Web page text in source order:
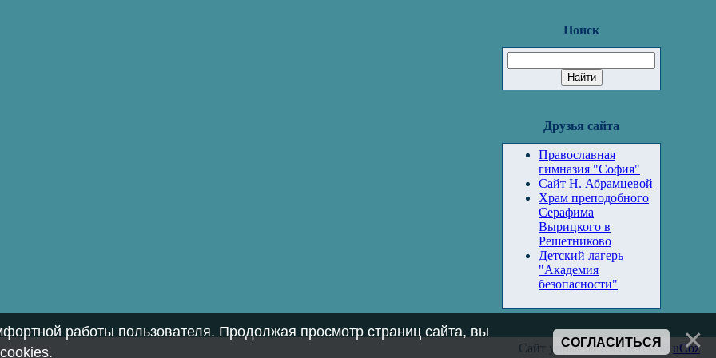
Поиск
Друзья сайта
Православная
гимназия "София"
Сайт Н. Абрамцевой
Храм преподобного
Серафима
Вырицкого в
Решетниково
Детский лагерь
"Академия
безопасности"
Сайт управляется системой uCoz
работы пользователя. Продолжая просмотр страниц сайта, вы
.
СОГЛАСИТЬСЯ